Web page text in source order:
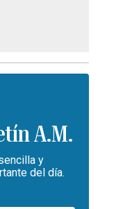
A.M.
y
del día.